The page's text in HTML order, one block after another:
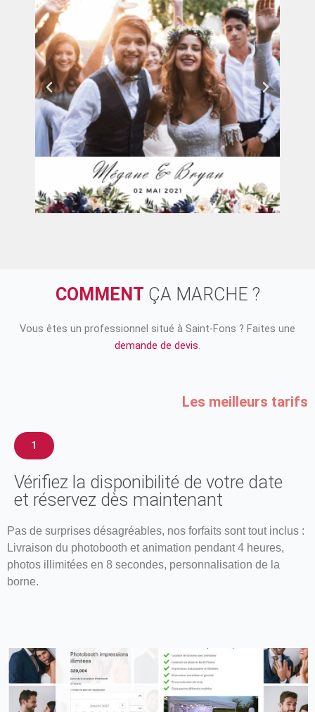
COMMENT ÇA MARCHE ?
Vous êtes un professionnel situé à Saint-Fons ? Faites une
demande de devis.
Les meilleurs tarifs
1
Vérifiez la disponibilité de votre date
et réservez dès maintenant​
Pas de surprises désagréables, nos forfaits sont tout inclus :
Livraison du photobooth et animation pendant 4 heures,
photos illimitées en 8 secondes, personnalisation de la
borne.